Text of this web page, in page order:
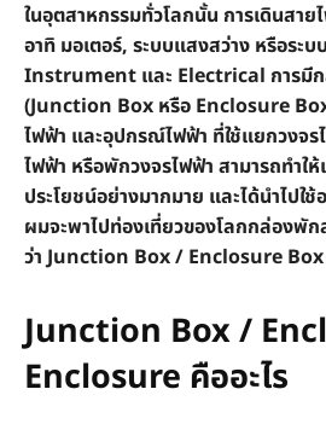
ในอุตสาหกรรมทั่วโลกนั้น การเดินสาย
อาทิ มอเตอร์, ระบบแสงสว่าง หรือระ
Instrument และ Electrical การมี
(Junction Box หรือ Enclosure
ไฟฟ้า และอุปกรณ์ไฟฟ้า ที่ใช้แยกวงจ
ไฟฟ้า หรือพักวงจรไฟฟ้า สามารถทำใ
ประโยชน์อย่างมากมาย และได้นำไปใ
ผมจะพาไปท่องเที่ยวของโลกกล่องพัก
ว่า Junction Box / Enclosure Box
Junction Box /
Enclosure คืออะไร